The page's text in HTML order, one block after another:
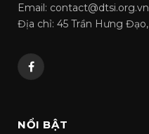
Email: contact@dtsi.org.vn
Địa chỉ: 45 Trần Hưng
Facebook
NỔI BẬT